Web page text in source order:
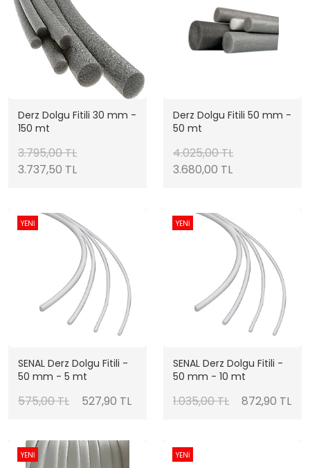
Derz Dolgu Fitili 30 mm -
150 mt
3.795,00 TL
3.737,50 TL
Derz Dolgu Fitili 50 mm -
50 mt
4.025,00 TL
3.680,00 TL
YENİ
SENAL Derz Dolgu Fitili -
50 mm - 5 mt
575,00 TL 527,90 TL
YENİ
SENAL Derz Dolgu Fitili -
50 mm - 10 mt
1.035,00 TL 872,90 TL
YENİ YENİ